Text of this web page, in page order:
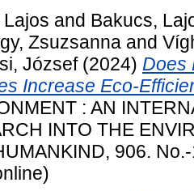
Lajos and Bakucs,
Zsuzsanna and
József(2024) Does
Increase Eco-
: AN
INTO THE
906.